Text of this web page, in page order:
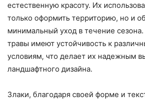
естественную красоту. Их
только оформить территорию, но и
минимальный уход в течение
травы имеют устойчивость к
условиям, что делает их надежным
ландшафтного дизайна.
Злаки, благодаря своей форме и